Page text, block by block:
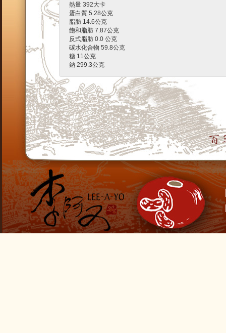
熱量 392大卡
蛋白質 5.28公克
脂肪 14.6公克
飽和脂肪 7.87公克
反式脂肪 0.0 公克
碳水化合物 59.8公克
糖 11公克
鈉 299.3公克